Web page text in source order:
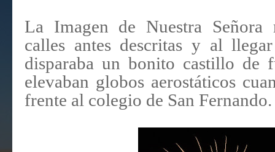
La Imagen de Nuestra Señora
calles antes descritas y al
disparaba un bonito castillo de
elevaban globos aerostáticos
frente al colegio de San Fernando.